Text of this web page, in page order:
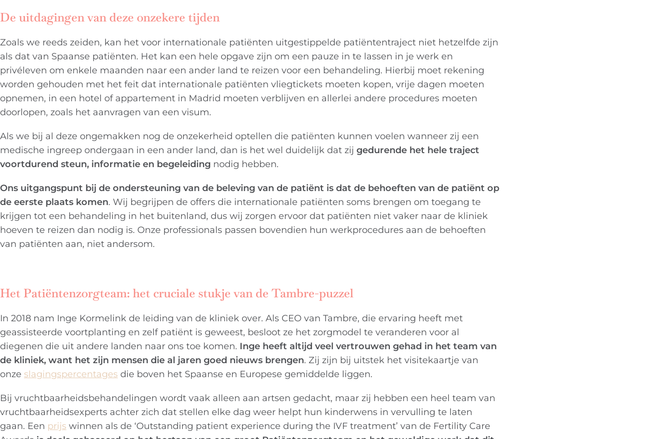
De uitdagingen van deze onzekere tijden
Zoals we reeds zeiden, kan het voor internationale patiënten uitgestippelde patiëntentraject niet hetzelfde zijn
als dat van Spaanse patiënten. Het kan een hele opgave zijn om een pauze in te lassen in je werk en
privéleven om enkele maanden naar een ander land te reizen voor een behandeling. Hierbij moet rekening
worden gehouden met het feit dat internationale patiënten vliegtickets moeten kopen, vrije dagen moeten
opnemen, in een hotel of appartement in Madrid moeten verblijven en allerlei andere procedures moeten
doorlopen, zoals het aanvragen van een visum.
Als we bij al deze ongemakken nog de onzekerheid optellen die patiënten kunnen voelen wanneer zij een
medische ingreep ondergaan in een ander land, dan is het wel duidelijk dat zij gedurende het hele traject
voortdurend steun, informatie en begeleiding nodig hebben.
Ons uitgangspunt bij de ondersteuning van de beleving van de patiënt is dat de behoeften van de patiënt op
de eerste plaats komen. Wij begrijpen de offers die internationale patiënten soms brengen om toegang te
krijgen tot een behandeling in het buitenland, dus wij zorgen ervoor dat patiënten niet vaker naar de kliniek
hoeven te reizen dan nodig is. Onze professionals passen bovendien hun werkprocedures aan de behoeften
van patiënten aan, niet andersom.
Het Patiëntenzorgteam: het cruciale stukje van de Tambre-puzzel
In 2018 nam Inge Kormelink de leiding van de kliniek over. Als CEO van Tambre, die ervaring heeft met
geassisteerde voortplanting en zelf patiënt is geweest, besloot ze het zorgmodel te veranderen voor al
diegenen die uit andere landen naar ons toe komen. Inge heeft altijd veel vertrouwen gehad in het team van
de kliniek, want het zijn mensen die al jaren goed nieuws brengen. Zij zijn bij uitstek het visitekaartje van
onze slagingspercentages die boven het Spaanse en Europese gemiddelde liggen.
Bij vruchtbaarheidsbehandelingen wordt vaak alleen aan artsen gedacht, maar zij hebben een heel team van
vruchtbaarheidsexperts achter zich dat stellen elke dag weer helpt hun kinderwens in vervulling te laten
gaan. Een prijs winnen als de ‘Outstanding patient experience during the IVF treatment’ van de Fertility Care